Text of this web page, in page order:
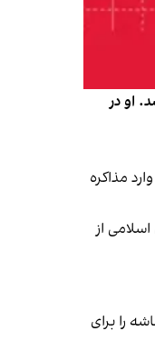
او در
مذاکره
از
را برای